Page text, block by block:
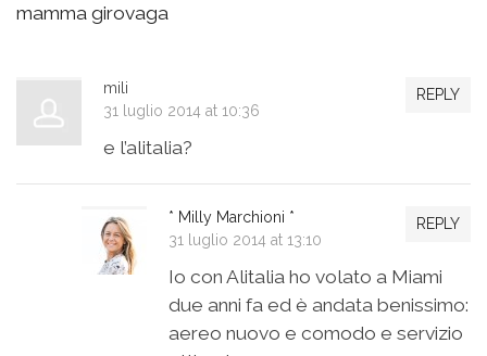
mamma girovaga
REPLY
mili
31 luglio 2014 at 10:36
e l’alitalia?
REPLY
* Milly Marchioni *
31 luglio 2014 at 13:10
Io con Alitalia ho volato a Miami
due anni fa ed è andata benissimo:
aereo nuovo e comodo e servizio